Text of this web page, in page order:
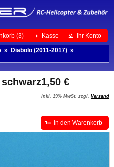
(3) Kasse Ihr Konto
» Diabolo (2011-2017) »
1,50 €
inkl. 19% MwSt. zzgl. Versand
schwarz
In den Warenkorb